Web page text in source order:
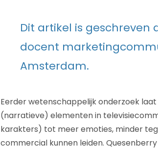
Dit artikel is geschreven
docent
Amsterdam.
Eerder wetenschappelijk onderzoek
(narratieve) elementen in
karakters) tot meer emoties, minder
commercial kunnen leiden.